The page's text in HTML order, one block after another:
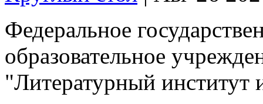
Федеральное
образовательное
"Литературный